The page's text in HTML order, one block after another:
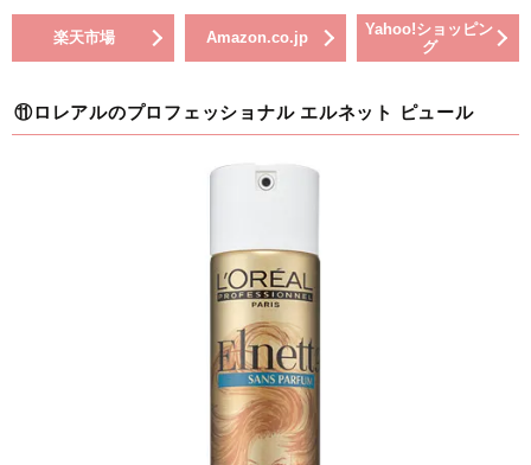
楽天市場 Amazon.co.jp
Yahoo!ショッピン
グ
⑪ロレアルのプロフェッショナル エルネット ピュール